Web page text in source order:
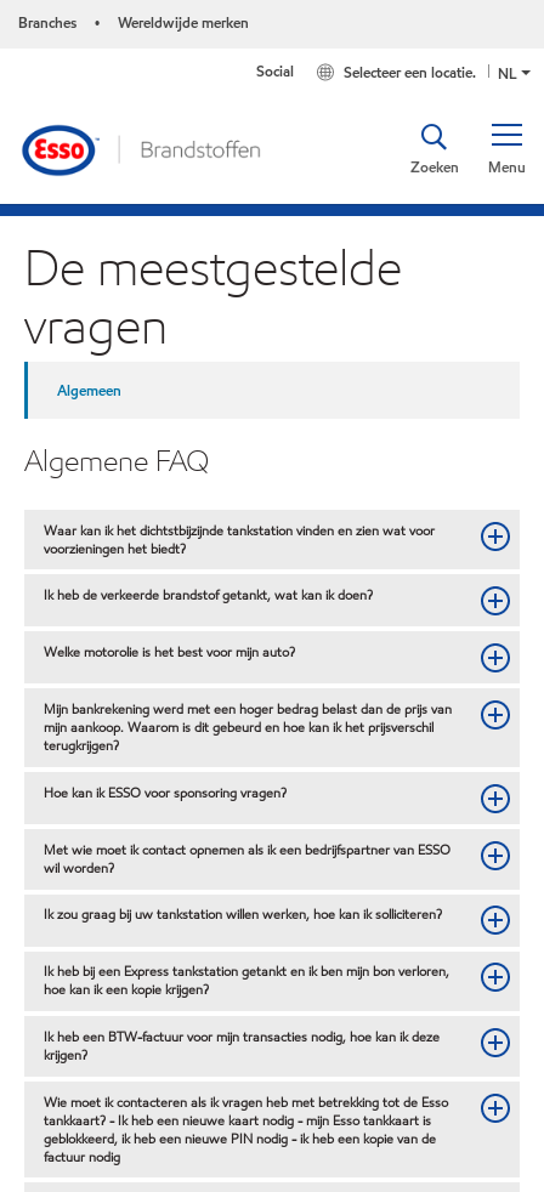
Branches • Wereldwijde merken
NL
Selecteer een locatie.
Social
Menu
Zoeken
De meestgestelde
vragen
Algemeen
Algemene FAQ
Waar kan ik het dichtstbijzijnde tankstation vinden en zien wat voor
voorzieningen het biedt?
Ik heb de verkeerde brandstof getankt, wat kan ik doen?
Welke motorolie is het best voor mijn auto?
Mijn bankrekening werd met een hoger bedrag belast dan de prijs van
mijn aankoop. Waarom is dit gebeurd en hoe kan ik het prijsverschil
terugkrijgen?
Hoe kan ik ESSO voor sponsoring vragen?
Met wie moet ik contact opnemen als ik een bedrijfspartner van ESSO
wil worden?
Ik zou graag bij uw tankstation willen werken, hoe kan ik solliciteren?
Ik heb bij een Express tankstation getankt en ik ben mijn bon verloren,
hoe kan ik een kopie krijgen?
Ik heb een BTW-factuur voor mijn transacties nodig, hoe kan ik deze
krijgen?
Wie moet ik contacteren als ik vragen heb met betrekking tot de Esso
tankkaart? - Ik heb een nieuwe kaart nodig - mijn Esso tankkaart is
geblokkeerd, ik heb een nieuwe PIN nodig - ik heb een kopie van de
factuur nodig